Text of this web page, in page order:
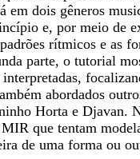
em dois gêneros
e, por meio de
rítmicos e as
parte, o tutorial
abordados
Horta e Djavan.
MIR que tentam
de uma forma ou